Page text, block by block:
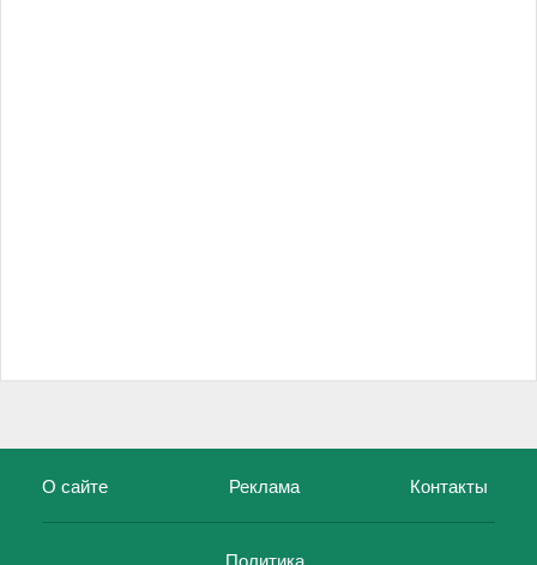
О сайте Реклама Контакты
Политика